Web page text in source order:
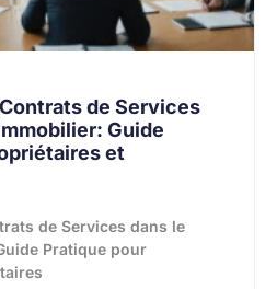
de Services
Guide
et
de Services dans le
Pratique pour